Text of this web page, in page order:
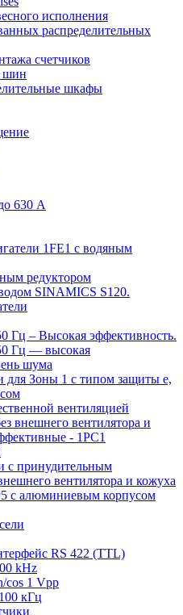
исполнения
распределительных
счетчиков
шин
шкафы
630 A
1FE1 с водяным
редуктором
SINAMICS S120.
Гц – Высокая эффективность.
Гц — высокая
шума
для Зоны 1 с типом защиты e,
вентиляцией
внешнего вентилятора и
- 1PC1
с принудительным
вентилятора и кожуха
с алюминиевым корпусом
RS 422 (TTL)
kHz
cos 1 Vpp
кГц